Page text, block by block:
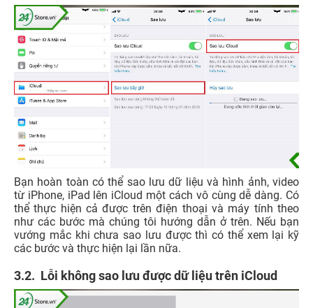
Bạn hoàn toàn có thể sao lưu dữ liệu và hình ảnh, video
từ iPhone, iPad lên iCloud một cách vô cùng dễ dàng. Có
thể thực hiện cả được trên điện thoại và máy tính theo
như các bước mà chúng tôi hướng dẫn ở trên. Nếu bạn
vướng mắc khi chưa sao lưu được thì có thể xem lại kỹ
các bước và thực hiện lại lần nữa.
3.2. Lỗi không sao lưu được dữ liệu trên iCloud